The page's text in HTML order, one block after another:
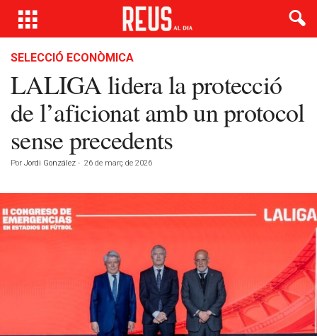
SELECCIÓ ECONÒMICA
LALIGA lidera la protecció
de l’aficionat amb un protocol
sense precedents
Por Jordi González - 26 de març de 2026